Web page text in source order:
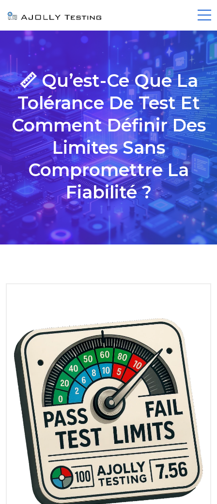
📏 Qu’est-Ce Que La
Tolérance De Test Et
Comment Définir Des
Limites Sans
Compromettre La
Fiabilité ?